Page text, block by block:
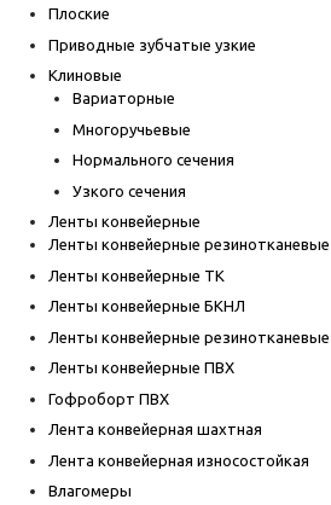
Плоские
Приводные зубчатые узкие
Клиновые
Вариаторные
Многоручьевые
Нормального сечения
Узкого сечения
Ленты конвейерные
Ленты конвейерные резинотканевые
Ленты конвейерные ТК
Ленты конвейерные БКНЛ
Ленты конвейерные
Ленты конвейерные ПВХ
Гофроборт ПВХ
Лента конвейерная шахтная
Лента конвейерная износостойкая
Влагомеры